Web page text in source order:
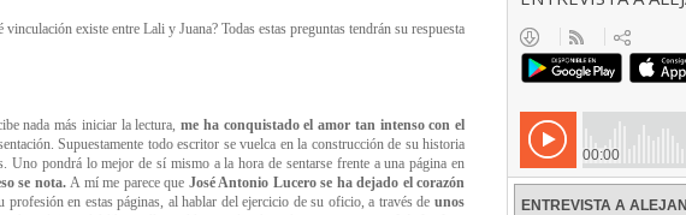
existe entre Lali y Juana? Todas estas preguntas tendrán su respuesta
nada más iniciar la lectura,me ha conquistado el amor tan intenso con el
Supuestamente todo escritor se vuelca en la construcción de su historia
Uno pondrá lo mejor de sí mismo a la hora de sentarse frente a una página en
se nota. A mí me parece que José Antonio Lucero se ha dejado el corazón
profesión en estas páginas, al hablar del ejercicio de su oficio, a través deunos